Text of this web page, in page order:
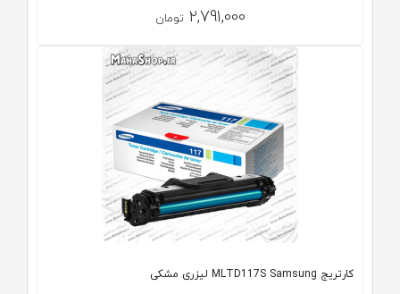
2,791,000 تومان
کارتریج MLTD117S Samsung لیزری مشکی